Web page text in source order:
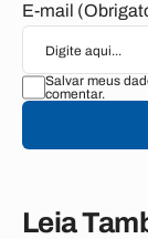
E-mail
Salvar meus
comentar.
Leia